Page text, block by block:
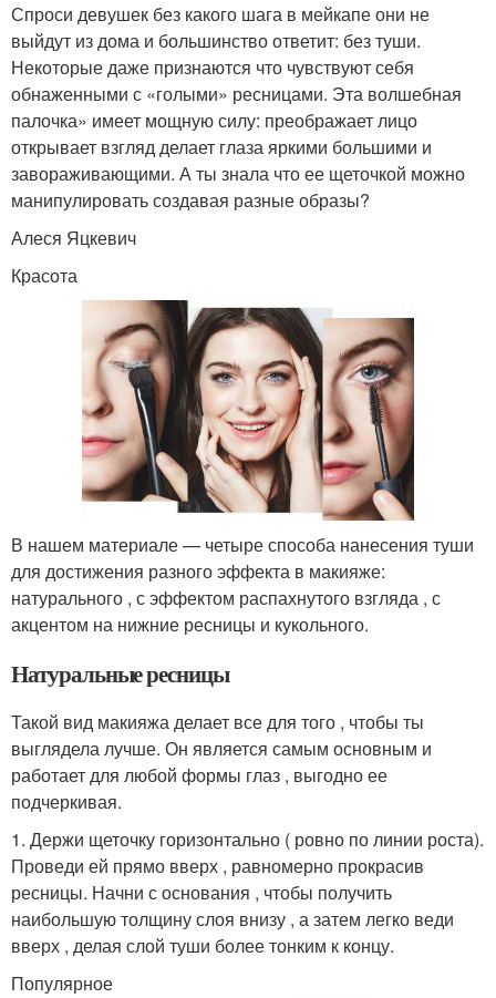
Спроси девушек без какого шага в мейкапе они не
выйдут из дома и большинство ответит: без туши.
Некоторые даже признаются что чувствуют себя
обнаженными с «голыми» ресницами. Эта волшебная
палочка» имеет мощную силу: преображает лицо
открывает взгляд делает глаза яркими большими и
завораживающими. А ты знала что ее щеточкой можно
манипулировать создавая разные образы?
Алеся Яцкевич
Красота
В нашем материале — четыре способа нанесения туши
для достижения разного эффекта в макияже:
натурального , с эффектом распахнутого взгляда , с
акцентом на нижние ресницы и кукольного.
Натуральные ресницы
Такой вид макияжа делает все для того , чтобы ты
выглядела лучше. Он является самым основным и
работает для любой формы глаз , выгодно ее
подчеркивая.
1. Держи щеточку горизонтально ( ровно по линии роста).
Проведи ей прямо вверх , равномерно прокрасив
ресницы. Начни с основания , чтобы получить
наибольшую толщину слоя внизу , а затем легко веди
вверх , делая слой туши более тонким к концу.
Популярное